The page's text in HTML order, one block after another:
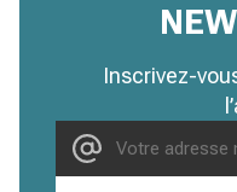
Inscrivez-